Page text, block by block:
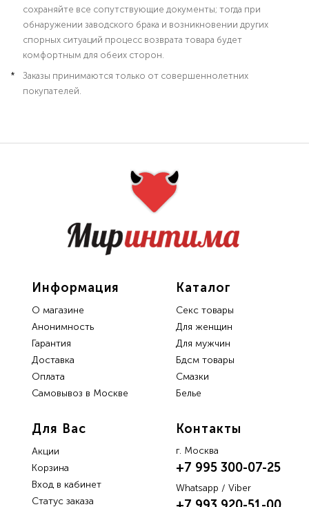
сохраняйте все сопутствующие документы; тогда при
обнаружении заводского брака и возникновении других
спорных ситуаций процесс возврата товара будет
комфортным для обеих сторон.
Заказы принимаются только от совершеннолетних
покупателей.
Каталог
Секс товары
Для женщин
Для мужчин
Бдсм товары
Смазки
Белье
Информация
О магазине
Анонимность
Гарантия
Доставка
Oплата
Самовывоз в Москве
Для Вас
Акции
Корзина
Вход в кабинет
Статус заказа
Контакты
г. Москва
+7 995 300-07-25
Whatsapp / Viber